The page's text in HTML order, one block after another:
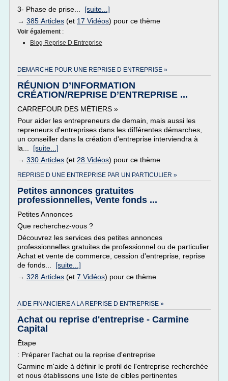
3- Phase de prise... [suite...]
→ 385 Articles (et 17 Vidéos) pour ce thème
Voir également :
Blog Reprise D Entreprise
DEMARCHE POUR UNE REPRISE D ENTREPRISE »
RÉUNION D’INFORMATION
CRÉATION/REPRISE D’ENTREPRISE ...
CARREFOUR DES MÉTIERS »
Pour aider les entrepreneurs de demain, mais aussi les
repreneurs d'entreprises dans les différentes démarches,
un conseiller dans la création d'entreprise interviendra à
la... [suite...]
→ 330 Articles (et 28 Vidéos) pour ce thème
REPRISE D UNE ENTREPRISE PAR UN PARTICULIER »
Petites annonces gratuites
professionnelles, Vente fonds ...
Petites Annonces
Que recherchez-vous ?
Découvrez les services des petites annonces
professionnelles gratuites de professionnel ou de particulier.
Achat et vente de commerce, cession d'entreprise, reprise
de fonds... [suite...]
→ 328 Articles (et 7 Vidéos) pour ce thème
AIDE FINANCIERE A LA REPRISE D ENTREPRISE »
Achat ou reprise d'entreprise - Carmine
Capital
Étape
: Préparer l'achat ou la reprise d'entreprise
Carmine m'aide à définir le profil de l'entreprise recherchée
et nous établissons une liste de cibles pertinentes